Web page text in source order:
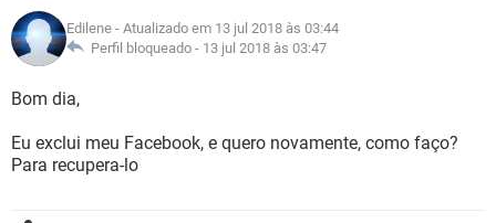
INSTAGRAM
GUIA DE COMPRAS
OUTLOOK EXCEL
INSTAGRAM
GUIA DE COMPRAS
JOGOS
CELULAR FACEBOOK
GUIA DE COMPRAS
GLOSSÁRIO
JOGOS
CELULAR
OUTLOOK EXCEL
INSTAGRAM
Edilene - Atualizado em 13 jul 2018 às 03:44
Perfil bloqueado - 13 jul 2018 às 03:47
Bom dia,
Eu exclui meu Facebook, e quero novamente, como faço?
Para recupera-lo